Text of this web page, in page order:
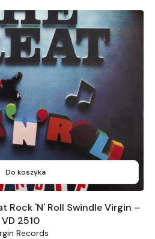
Do koszyka
Rock 'N' Roll Swindle Virgin –
VD 2510
Records